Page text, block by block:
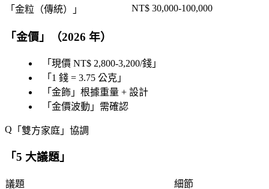
「 金粒（傳統） 」 NT$ 30,000-100,000
「金價 」（2026 年）
「 現價 NT$ 2,800-3,200/錢 」
「 1 錢 = 3.75 公克 」
「 金飾 」根據重量 + 設計
「 金價波動 」需確認
「 雙方家庭 」協調
「5 大議題 」
議題
細節